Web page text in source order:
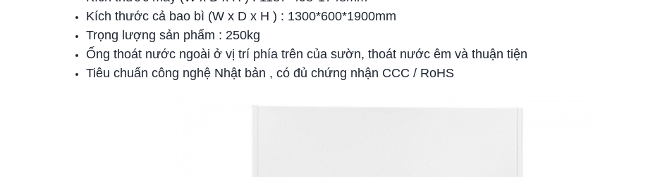
Kích thước cả bao bì (W x D x H ) : 1300*600*1900mm
Trọng lượng sản phẩm : 250kg
Ống thoát nước ngoài ở vị trí phía trên của sườn, thoát nước êm và thuận tiện
Tiêu chuẩn công nghệ Nhật bản , có đủ chứng nhận CCC / RoHS